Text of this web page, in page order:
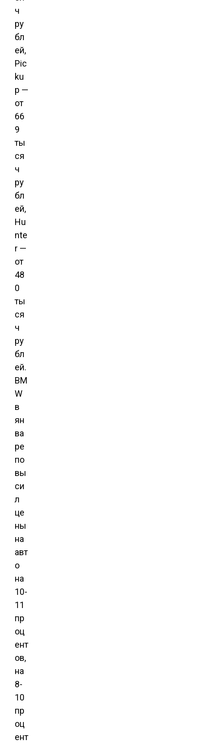
ч
ру
бл
ей,
Pic
ku
p —
от
66
9
ты
ся
ч
ру
бл
ей,
Hu
nte
r —
от
48
0
ты
ся
ч
ру
бл
ей.
BM
W
в
ян
ва
ре
по
вы
си
л
це
ны
на
авт
о
на
10-
11
пр
оц
ент
ов,
на
8-
10
пр
оц
ент